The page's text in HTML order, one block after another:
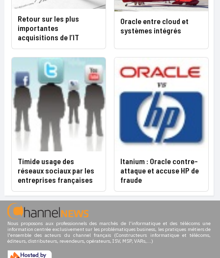
Retour sur les plus
importantes
acquisitions de l’IT
Oracle entre cloud et
systèmes intégrés
Timide usage des
réseaux sociaux par les
entreprises françaises
Itanium : Oracle contre-
attaque et accuse HP de
fraude
Nous proposons aux professionnels des marchés de l'informatique et des télécoms une
information centrée exclusivement sur les problématiques business, les pratiques métiers de
l'ensemble des acteurs du channel français (Constructeurs informatique et télécoms,
éditeurs, distributeurs, revendeurs, opérateurs, ISV, MSP, VARs,...)